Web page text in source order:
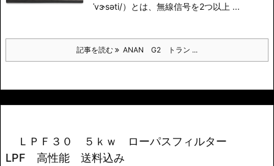
ˈvɝsəti/）とは、無線信号を2つ以上 ...
記事を読む ANAN G2 トラン ...
ＬＰＦ３０ ５ｋｗ ローパスフィルター
LPF 高性能 送料込み